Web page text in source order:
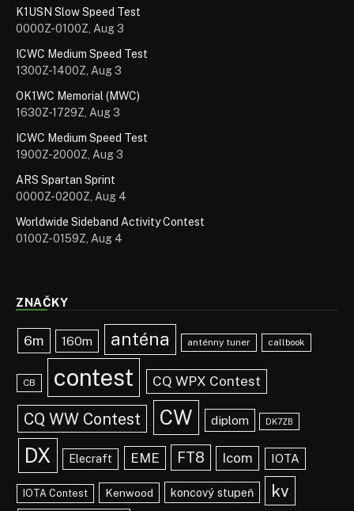
K1USN Slow Speed Test
0000Z-0100Z, Aug 3
ICWC Medium Speed Test
1300Z-1400Z, Aug 3
OK1WC Memorial (MWC)
1630Z-1729Z, Aug 3
ICWC Medium Speed Test
1900Z-2000Z, Aug 3
ARS Spartan Sprint
0000Z-0200Z, Aug 4
Worldwide Sideband Activity Contest
0100Z-0159Z, Aug 4
ZNAČKY
6m 160m anténa anténny tuner callbook
CB contest CQ WPX Contest
CQ WW Contest CW diplom DK7ZB
DX Elecraft EME FT8 Icom IOTA
IOTA Contest Kenwood koncový stupeň kv